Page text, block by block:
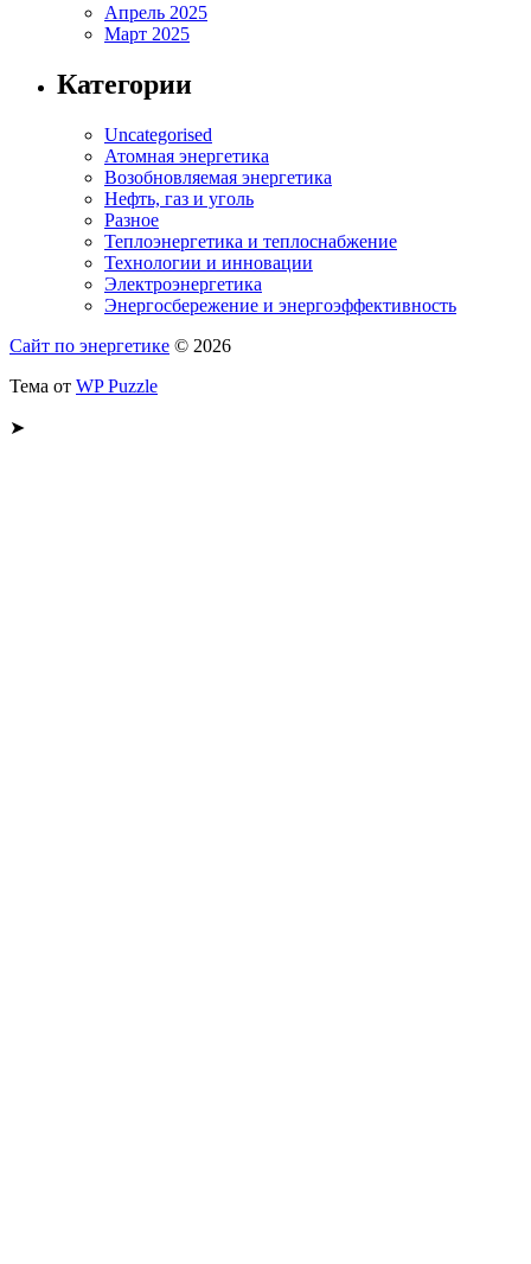
Апрель 2025
Март 2025
Категории
Uncategorised
Атомная энергетика
Возобновляемая энергетика
Нефть, газ и уголь
Разное
Теплоэнергетика и теплоснабжение
Технологии и инновации
Электроэнергетика
Энергосбережение и энергоэффективность
Сайт по энергетике © 2026
Тема от WP Puzzle
➤